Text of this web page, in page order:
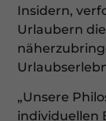
Insidern,
Urlaubern
„Unsere
individuellen